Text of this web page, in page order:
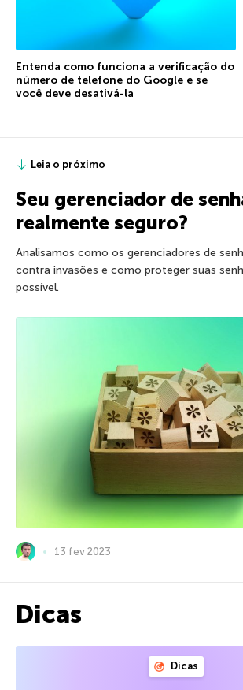
Entenda como funciona a verificação do
número de telefone do Google e se
você deve desativá-la
Leia o próximo
Seu gerenciador de
realmente seguro?
Analisamos como os gerenciadores de
contra invasões e como proteger suas
possível.
13 fev 2023
Dicas
Dicas